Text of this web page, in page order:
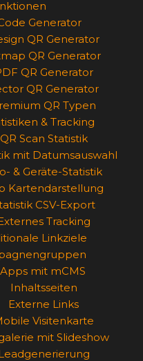
Generator
QR Generator
QR Generator
QR Generator
QR Generator
QR Typen
& Tracking
QR Scan Statistik
mit Datumsauswahl
& Geräte-Statistik
Kartendarstellung
CSV-Export
Tracking
Linkziele
mit mCMS
Inhaltsseiten
Externe Links
Visitenkarte
mit Slideshow